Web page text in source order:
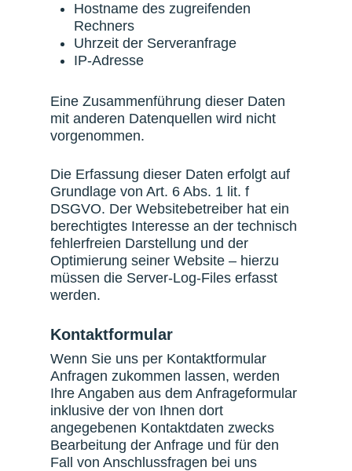
Hostname des zugreifenden
Rechners
Uhrzeit der Serveranfrage
IP-Adresse
Eine Zusammenführung dieser Daten
mit anderen Datenquellen wird nicht
vorgenommen.
Die Erfassung dieser Daten erfolgt auf
Grundlage von Art. 6 Abs. 1 lit. f
DSGVO. Der Websitebetreiber hat ein
berechtigtes Interesse an der technisch
fehlerfreien Darstellung und der
Optimierung seiner Website – hierzu
müssen die Server-Log-Files erfasst
werden.
Kontaktformular
Wenn Sie uns per Kontaktformular
Anfragen zukommen lassen, werden
Ihre Angaben aus dem Anfrageformular
inklusive der von Ihnen dort
angegebenen Kontaktdaten zwecks
Bearbeitung der Anfrage und für den
Fall von Anschlussfragen bei uns